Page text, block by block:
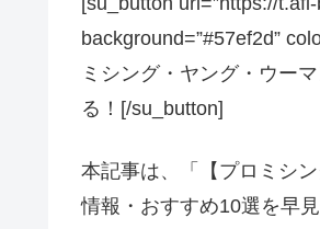
background=”#57ef2d”
ミシング・ヤング・ウー
る！[/su_button]
本記事は、「【プロミシ
情報・おすすめ10選を早